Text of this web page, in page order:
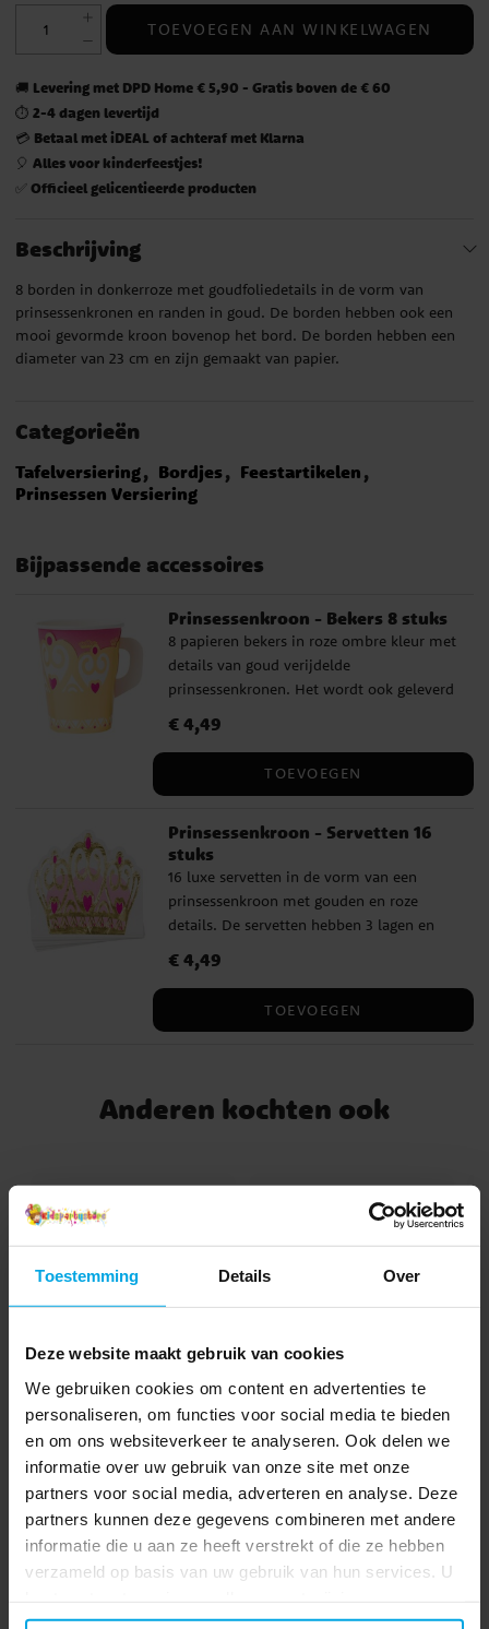
Toestemming Details Over
Deze website maakt gebruik van cookies
We gebruiken cookies om content en advertenties te
personaliseren, om functies voor social media te bieden
en om ons websiteverkeer te analyseren. Ook delen we
informatie over uw gebruik van onze site met onze
partners voor social media, adverteren en analyse. Deze
partners kunnen deze gegevens combineren met andere
informatie die u aan ze heeft verstrekt of die ze hebben
verzameld op basis van uw gebruik van hun services. U
TOEVOEGEN AAN WINKELWAGEN
🚚 Levering met DPD Home € 5,90 - Gratis boven de € 60
⏱️ 2-4 dagen levertijd
💳 Betaal met iDEAL of achteraf met Klarna
🎈 Alles voor kinderfeestjes!
✅ Officieel gelicentieerde producten
Beschrijving
8 borden in donkerroze met goudfoliedetails in de vorm van
prinsessenkronen en randen in goud. De borden hebben ook een
mooi gevormde kroon bovenop het bord. De borden hebben een
diameter van 23 cm en zijn gemaakt van papier.
Categorieën
Tafelversiering Bordjes
Feestartikelen
Prinsessen Versiering
Bijpassende accessoires
Prinsessenkroon - Bekers 8 stuks
8 papieren bekers in roze ombre kleur met
details van goud verijdelde
prinsessenkronen. Het wordt ook geleverd
goud met afbeelding van een
en hebben een inhoud van 250 ml.
Prijs :€ 4,49
€ 4,49
TOEVOEGEN
Prinsessenkroon - Servetten 16
stuks
16 luxe servetten in de vorm van een
prinsessenkroon met gouden en roze
details. De servetten hebben 3 lagen en
Prijs :€ 4,49
€ 4,49
TOEVOEGEN
Anderen kochten ook
Mini Squishy Fastfood 4
cm
Prijs:€ 0,69
€ 0,69
BEKIJKEN
Gum IJsjes 4,5 cm
Prijs :€ 0,65
€ 0,65
TOEVOEGEN
5 ☆